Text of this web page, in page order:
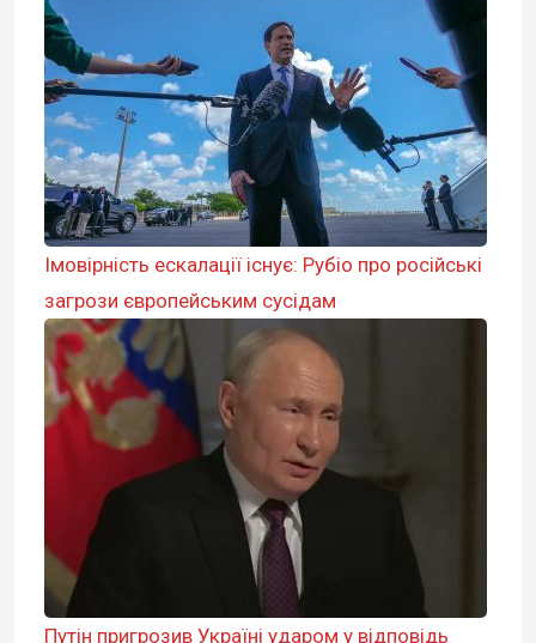
Імовірність ескалації існує: Рубіо про російські
загрози європейським сусідам
Путін пригрозив Україні ударом у відповідь